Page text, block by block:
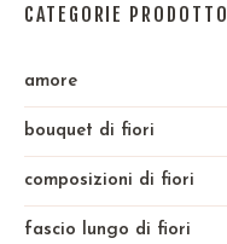
CATEGORIE PRODOTTO
amore
bouquet di fiori
composizioni di fiori
fascio lungo di fiori